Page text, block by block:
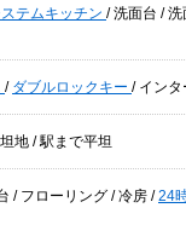
ステムキッチン /洗面台 /洗
/ ダブルロックキー / インタ
地 /駅まで平坦
/ フローリング /冷房 /24